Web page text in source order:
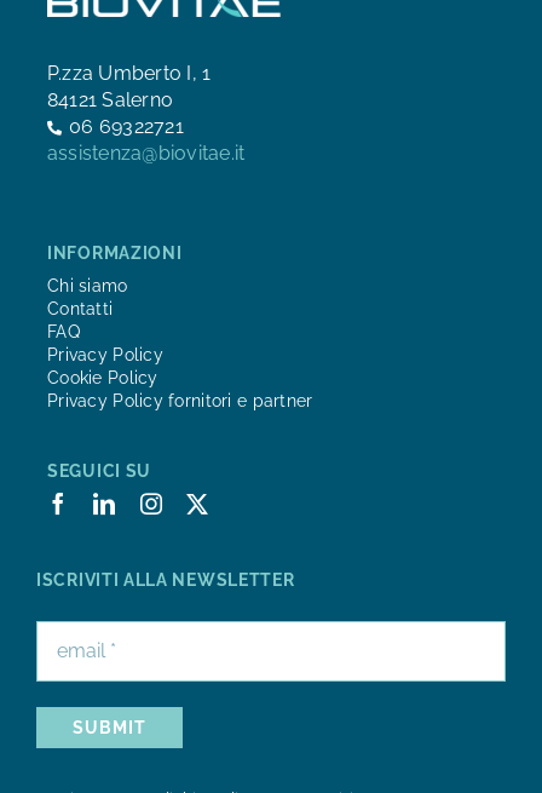
P.zza Umberto I, 1
84121 Salerno
06 69322721
assistenza@biovitae.it
INFORMAZIONI
Chi siamo
Contatti
FAQ
Privacy Policy
Cookie Policy
Privacy Policy fornitori e partner
SEGUICI SU
ISCRIVITI ALLA NEWSLETTER
SUBMIT